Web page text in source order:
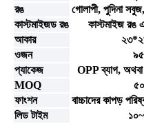
রঙ
গোলাপী, পুদিনা
কাস্টমাইজড রঙ
কাস্টমাইজ রঙ
আকার
ওজন
প্যাকেজ
OPP ব্যাগ,
MOQ
ফাংশন
বাচ্চাদের কাপড়
লিড টাইম